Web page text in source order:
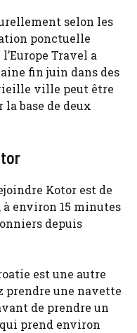
selon les
ponctuelle
Travel a
fin juin dans des
ville peut être
la base de deux
Kotor est de
à environ 15 minutes
depuis
est une autre
prendre une navette
de prendre un
prend environ